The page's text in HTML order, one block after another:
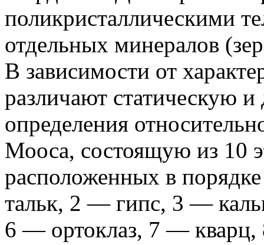
поликристаллическими
отдельных минералов
В зависимости от
различают статическую
определения
Мооса, состоящую из 10
расположенных в
тальк, 2 — гипс, 3 —
6 — ортоклаз, 7 —